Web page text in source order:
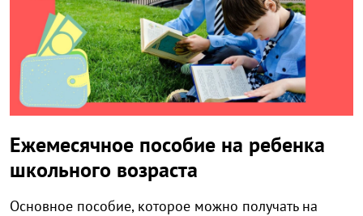
Ежемесячное пособие на ребенка
школьного возраста
Основное пособие, которое можно получать на